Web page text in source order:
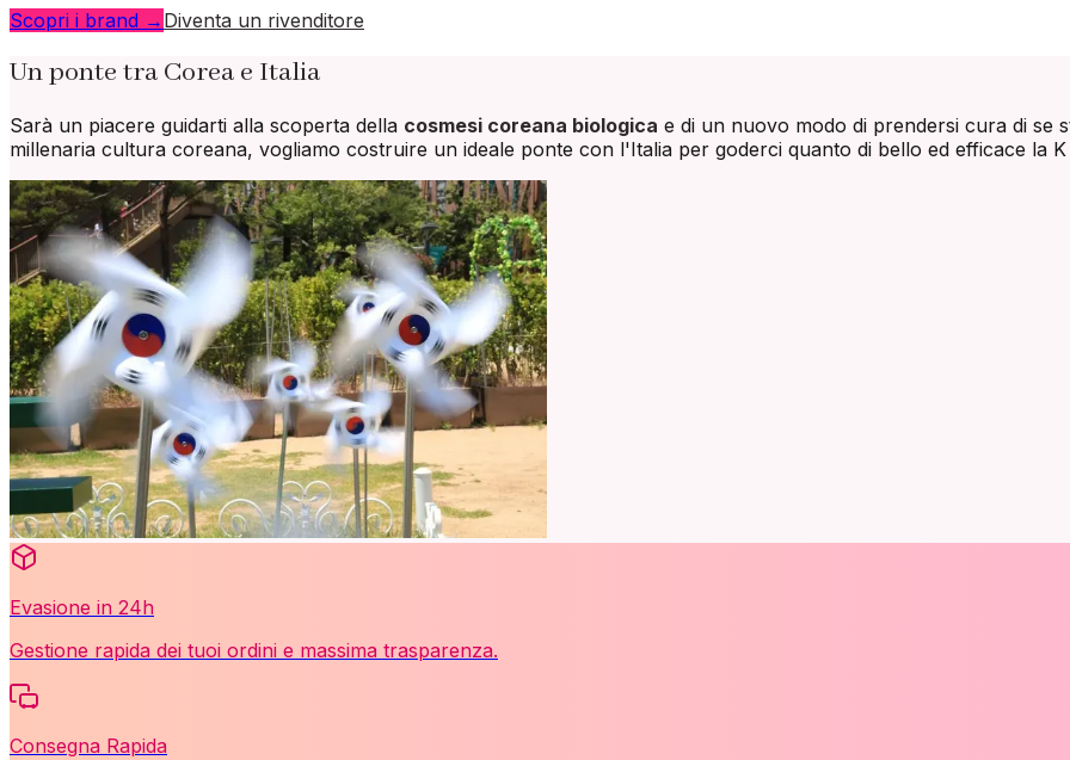
Scopri i brand → Diventa un rivenditore
Un ponte tra Corea e Italia
Sarà un piacere guidarti alla scoperta della cosmesi coreana biologica e di un nuovo modo di prendersi cura di se
millenaria cultura coreana, vogliamo costruire un ideale ponte con l'Italia per goderci quanto di bello ed efficace la
Evasione in 24h
Gestione rapida dei tuoi ordini e massima trasparenza.
Consegna Rapida